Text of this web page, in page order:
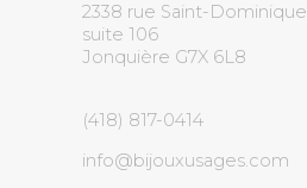
2338 rue Saint-Dominique
suite 106
Jonquière G7X 6L8
(418) 817-0414
info@bijouxusages.com